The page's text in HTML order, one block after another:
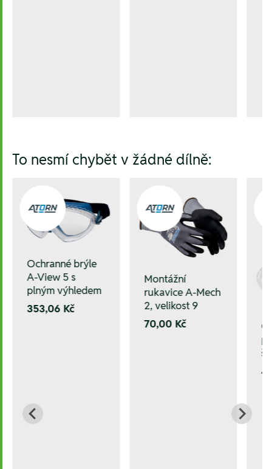
To nesmí chybět v žádné dílně:
mm
Ochranné brýle
A-View 5 s
plným výhledem
353,06 Kč
Montážní
rukavice A-Mech
2, velikost 9
70,00 Kč